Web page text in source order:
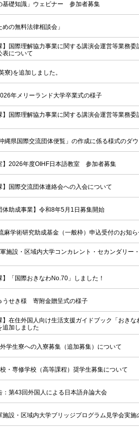
基礎知識」ウェビナー 参加者募集
めの無料法律相談会」
】国際理解協力事業に関する講演会運営等業務
表について
寮)を追加しました。
年メリーランド大学卒業式の様子
】国際理解協力事業に関する講演会運営等業務
縄県国際交流団体便覧」の作成に係る様式のダ
】2026年度OIHF日本語教室 参加者募集
】国際交流団体連絡会への入会について
体助成事業】令和8年5月1日募集開始
麻学術研究助成基金（一般枠）申込受付のお知
施設・区域内大学コンカレント・セカンダリー
】「国際おきなわNo.70」しました！
うせき様 寄附金贈呈式の様子
】在住外国人向け生活支援ガイドブック「おき
追加しました
学生寮への入寮募集（追加募集）について
・専修学校（高等課程）奨学生募集について
：第43回外国人による日本語弁論大会
施設・区域内大学ブリッジプログラム見学会実